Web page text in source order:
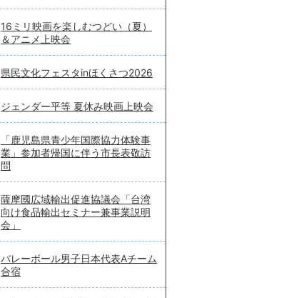
16ミリ映画を楽しむつどい（夏）
＆アニメ上映会
県民文化フェスタinほくさつ2026
ジェンダー平等 夏休み映画上映会
「鹿児島県青少年国際協力体験事
業」参加者帰国に伴う市長表敬訪
問
薩摩國広域輸出促進協議会「台湾
向け食品輸出セミナー兼事業説明
会」
バレーボール男子日本代表Aチーム
合宿